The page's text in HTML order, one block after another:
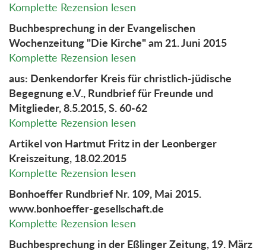
Komplette Rezension lesen
Buchbesprechung in der Evangelischen
Wochenzeitung "Die Kirche" am 21. Juni 2015
Komplette Rezension lesen
aus: Denkendorfer Kreis für christlich-jüdische
Begegnung e.V., Rundbrief für Freunde und
Mitglieder, 8.5.2015, S. 60-62
Komplette Rezension lesen
Artikel von Hartmut Fritz in der Leonberger
Kreiszeitung, 18.02.2015
Komplette Rezension lesen
Bonhoeffer Rundbrief Nr. 109, Mai 2015.
www.bonhoeffer-gesellschaft.de
Komplette Rezension lesen
Buchbesprechung in der Eßlinger Zeitung, 19. März